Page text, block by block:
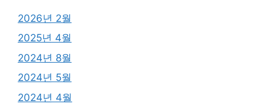
2026년 2월
2025년 4월
2024년 8월
2024년 5월
2024년 4월